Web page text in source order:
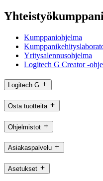
Kumppaniohjelma
Yritysalennusohjelma
Logitech G Creator -
Logitech G
Osta tuotteita
Ohjelmistot
Asiakaspalvelu
Asetukset